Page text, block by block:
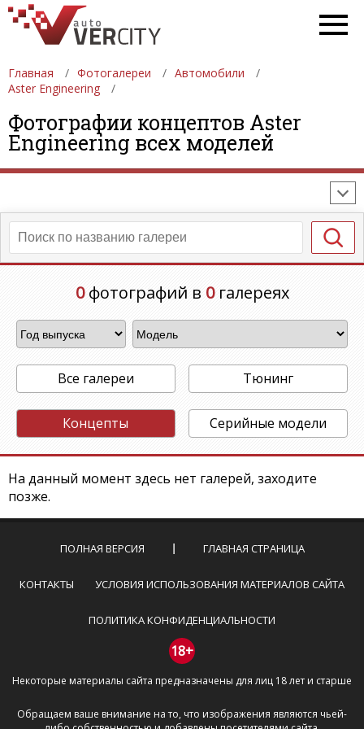
Главная Фотогалереи
Автомобили
Aster Engineering
Фотографии концептов Aster
Engineering всех моделей
ФОТОГАЛЕРЕИ АВТОМОБИЛИ
ДЕВУШКИ
АВТОСАЛОНЫ
ФОРМУЛА-1
0фотографий в 0галереях
Все галереи Тюнинг
Концепты Серийные модели
На данный момент здесь нет галерей, заходите
позже.
ПОЛНАЯ ВЕРСИЯ ГЛАВНАЯ СТРАНИЦА
КОНТАКТЫ УСЛОВИЯ ИСПОЛЬЗОВАНИЯ МАТЕРИАЛОВ САЙТА
ПОЛИТИКА КОНФИДЕНЦИАЛЬНОСТИ
18+
Некоторые материалы сайта предназначены для лиц 18 лет и старше
Обращаем ваше внимание на то, что изображения являются чьей-